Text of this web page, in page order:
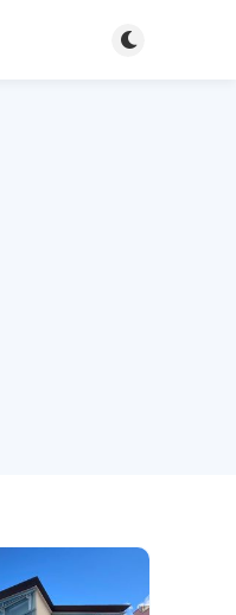
ダークモー